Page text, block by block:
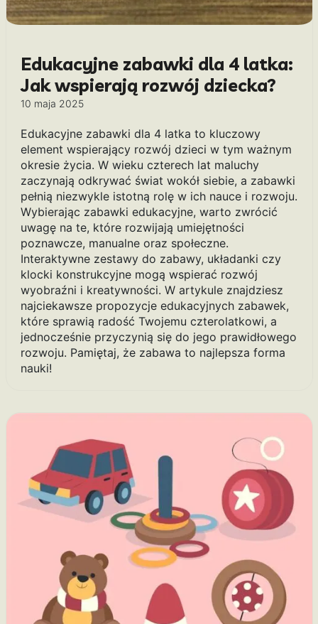
Edukacyjne zabawki dla 4 latka:
Jak wspierają rozwój dziecka?
10 maja 2025
Edukacyjne zabawki dla 4 latka to kluczowy
element wspierający rozwój dzieci w tym ważnym
okresie życia. W wieku czterech lat maluchy
zaczynają odkrywać świat wokół siebie, a zabawki
pełnią niezwykle istotną rolę w ich nauce i rozwoju.
Wybierając zabawki edukacyjne, warto zwrócić
uwagę na te, które rozwijają umiejętności
poznawcze, manualne oraz społeczne.
Interaktywne zestawy do zabawy, układanki czy
klocki konstrukcyjne mogą wspierać rozwój
wyobraźni i kreatywności. W artykule znajdziesz
najciekawsze propozycje edukacyjnych zabawek,
które sprawią radość Twojemu czterolatkowi, a
jednocześnie przyczynią się do jego prawidłowego
rozwoju. Pamiętaj, że zabawa to najlepsza forma
nauki!